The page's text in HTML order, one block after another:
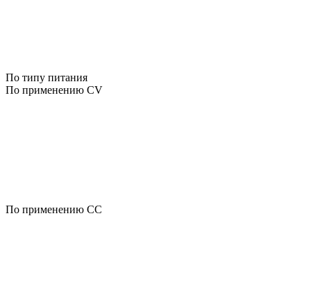
По типу питания
По применению CV
По применению CC